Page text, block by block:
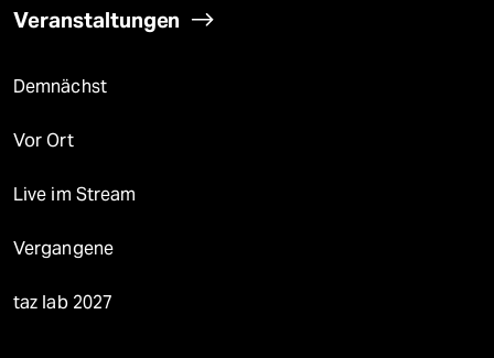
Veranstaltungen
Demnächst
Vor Ort
Live im Stream
Vergangene
taz lab 2027